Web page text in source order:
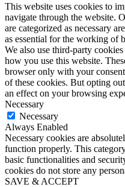
This website uses cookies to
navigate through the website.
are categorized as necessary
as essential for the working of
We also use third-party
how you use this website.
browser only with your
of these cookies. But opting
an effect on your browsing
Necessary
Necessary
Always Enabled
Necessary cookies are
function properly. This
basic functionalities and
cookies do not store any
SAVE & ACCEPT